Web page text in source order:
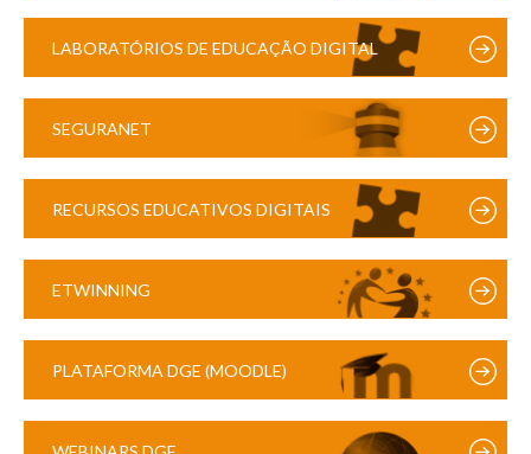
LABORATÓRIOS DE EDUCAÇÃO DIGITAL
SEGURANET
RECURSOS EDUCATIVOS DIGITAIS
ETWINNING
PLATAFORMA DGE (MOODLE)